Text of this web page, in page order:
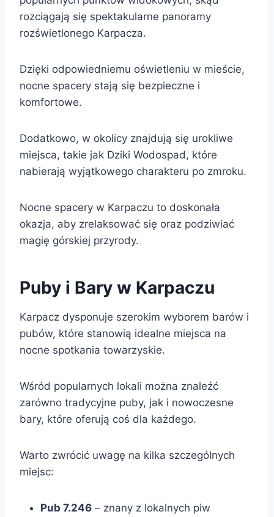
rozciągają się spektakularne panoramy
rozświetlonego Karpacza.
Dzięki odpowiedniemu oświetleniu w mieście,
nocne spacery stają się bezpieczne i
komfortowe.
Dodatkowo, w okolicy znajdują się urokliwe
miejsca, takie jak Dziki Wodospad, które
nabierają wyjątkowego charakteru po zmroku.
Nocne spacery w Karpaczu to doskonała
okazja, aby zrelaksować się oraz podziwiać
magię górskiej przyrody.
Puby i Bary w Karpaczu
Karpacz dysponuje szerokim wyborem barów i
pubów, które stanowią idealne miejsca na
nocne spotkania towarzyskie.
Wśród popularnych lokali można znaleźć
zarówno tradycyjne puby, jak i nowoczesne
bary, które oferują coś dla każdego.
Warto zwrócić uwagę na kilka szczególnych
miejsc:
Pub 7.246 – znany z lokalnych piw